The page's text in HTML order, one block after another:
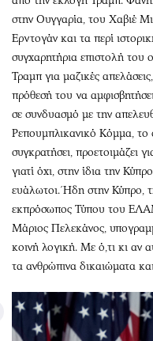
στην Ουγγαρία, του Χαβιέ
Ερντογάν και τα περί
συγχαρητήρια επιστολή του
Τραμπ για μαζικές
πρόθεσή του να
σε συνδυασμό με την
Ρεπουμπλικανικό Κόμμα, το
συγκρατήσει, προετοιμάζει
γιατί όχι, στην ίδια την
ευάλωτοι. Ήδη στην Κύπρο,
εκπρόσωπος Τύπου του
Μάριος Πελεκάνος,
κοινή λογική. Με ό,τι κι αν
τα ανθρώπινα δικαιώματα